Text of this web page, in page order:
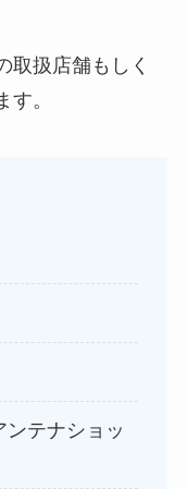
？コストコや業
取扱店舗もしく
。
テナショッ